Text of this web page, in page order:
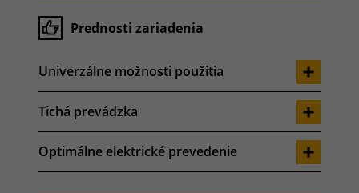
Prednosti zariadenia
Univerzálne možnosti použitia
Tichá prevádzka
Optimálne elektrické prevedenie